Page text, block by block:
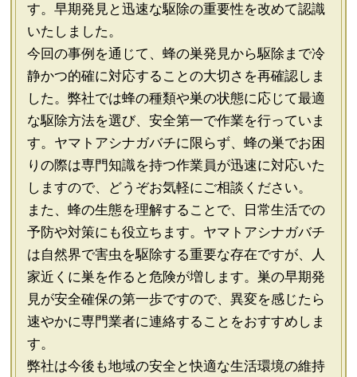
す。早期発見と迅速な駆除の重要性を改めて認識
いたしました。
今回の事例を通じて、蜂の巣発見から駆除まで冷
静かつ的確に対応することの大切さを再確認しま
した。弊社では蜂の種類や巣の状態に応じて最適
な駆除方法を選び、安全第一で作業を行っていま
す。ヤマトアシナガバチに限らず、蜂の巣でお困
りの際は専門知識を持つ作業員が迅速に対応いた
しますので、どうぞお気軽にご相談ください。
また、蜂の生態を理解することで、日常生活での
予防や対策にも役立ちます。ヤマトアシナガバチ
は自然界で害虫を駆除する重要な存在ですが、人
家近くに巣を作ると危険が増します。巣の早期発
見が安全確保の第一歩ですので、異変を感じたら
速やかに専門業者に連絡することをおすすめしま
す。
弊社は今後も地域の安全と快適な生活環境の維持